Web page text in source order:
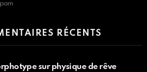
RÉCENTS
sur physique de rêve